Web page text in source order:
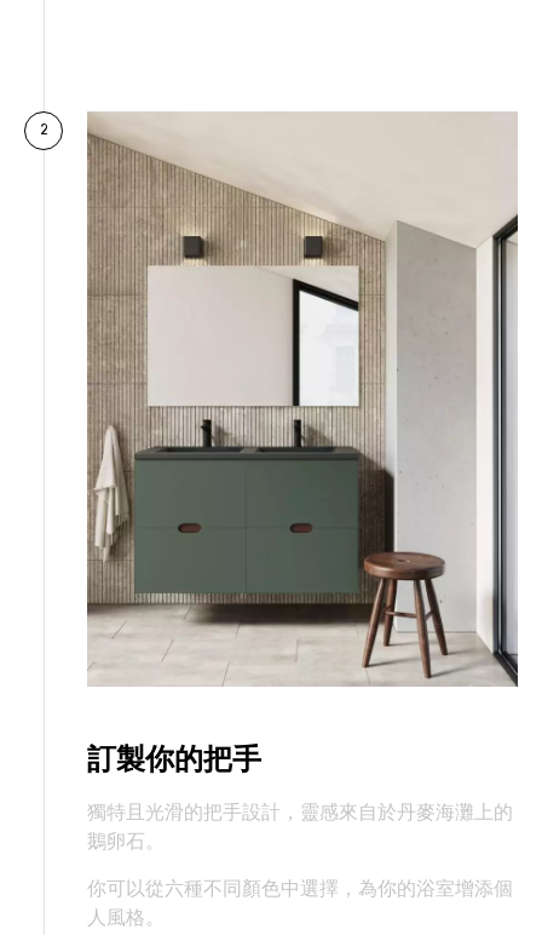
2
訂製你的把手
獨特且光滑的把手設計，靈感來自於丹麥海灘上的
鵝卵石。
你可以從六種不同顏色中選擇，為你的浴室增添個
人風格。